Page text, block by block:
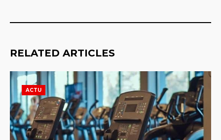
RELATED ARTICLES
ACTU